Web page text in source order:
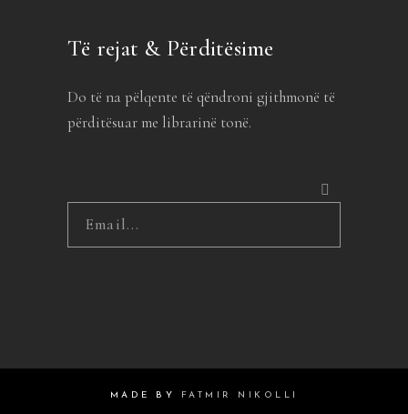
Të rejat & Përditësime
Do të na pëlqente të qëndroni gjithmonë të
përditësuar me librarinë tonë.
MADE BY FATMIR NIKOLLI